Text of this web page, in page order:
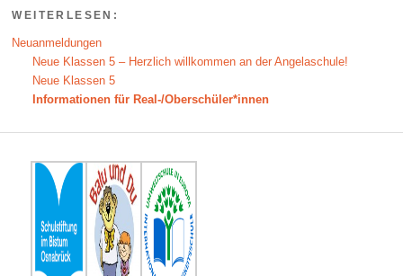
WEITERLESEN:
Neuanmeldungen
Neue Klassen 5 – Herzlich willkommen an der Angelaschule!
Neue Klassen 5
Informationen für Real-/Oberschüler*innen